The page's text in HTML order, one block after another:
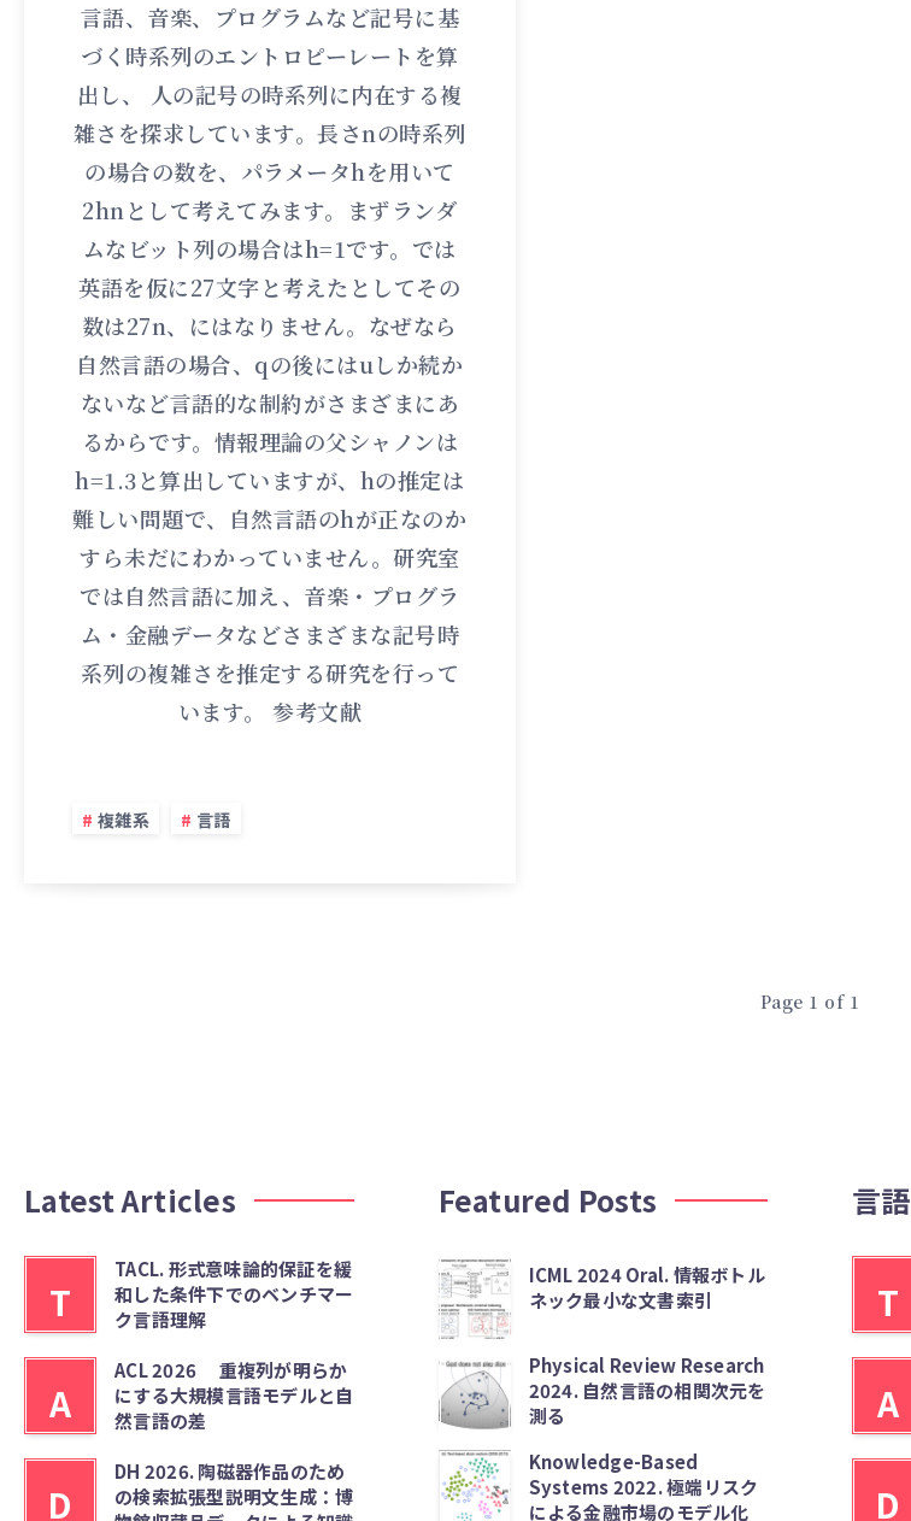
言語、音楽、プログラムなど記号に基
づく時系列のエントロピーレートを算
出し、 人の記号の時系列に内在する複
雑さを探求しています。長さnの時系列
の場合の数を、パラメータhを用いて
2hnとして考えてみます。まずランダ
ムなビット列の場合はh=1です。では
英語を仮に27文字と考えたとしてその
数は27n、にはなりません。なぜなら
自然言語の場合、qの後にはuしか続か
ないなど言語的な制約がさまざまにあ
るからです。情報理論の父シャノンは
h=1.3と算出していますが、hの推定は
難しい問題で、自然言語のhが正なのか
すら未だにわかっていません。研究室
では自然言語に加え、音楽・プログラ
ム・金融データなどさまざまな記号時
系列の複雑さを推定する研究を行って
います。 参考文献
複雑系 言語
Page 1 of 1
Latest Articles
T
TACL. 形式意味論的保証を緩
和した条件下でのベンチマー
ク言語理解
A
ACL 2026 重複列が明らか
にする大規模言語モデルと自
然言語の差
D
DH 2026. 陶磁器作品のため
の検索拡張型説明文生成：博
Featured Posts
ICML 2024 Oral. 情報ボトル
ネック最小な文書索引
Physical Review Research
2024. 自然言語の相関次元を
測る
Knowledge-Based
Systems 2022. 極端リスク
による金融市場のモデル化
言語
T
A
D